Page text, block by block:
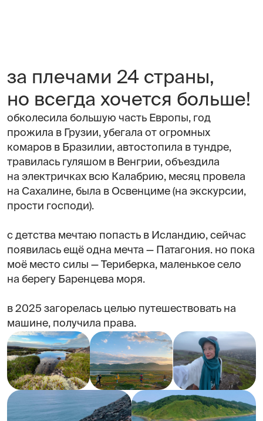
за плечами 24 страны,
но всегда хочется больше!
обколесила большую часть Европы, год
прожила в Грузии, убегала от огромных
комаров в Бразилии, автостопила в тундре,
травилась гуляшом в Венгрии, объездила
на электричках всю Калабрию, месяц провела
на Сахалине, была в Освенциме (на экскурсии,
прости господи).
с детства мечтаю попасть в Исландию, сейчас
появилась ещё одна мечта — Патагония. но пока
моё место силы — Териберка, маленькое село
на берегу Баренцева моря.
в 2025 загорелась целью путешествовать на
машине, получила права.